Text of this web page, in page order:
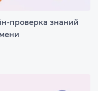
проверка знаний